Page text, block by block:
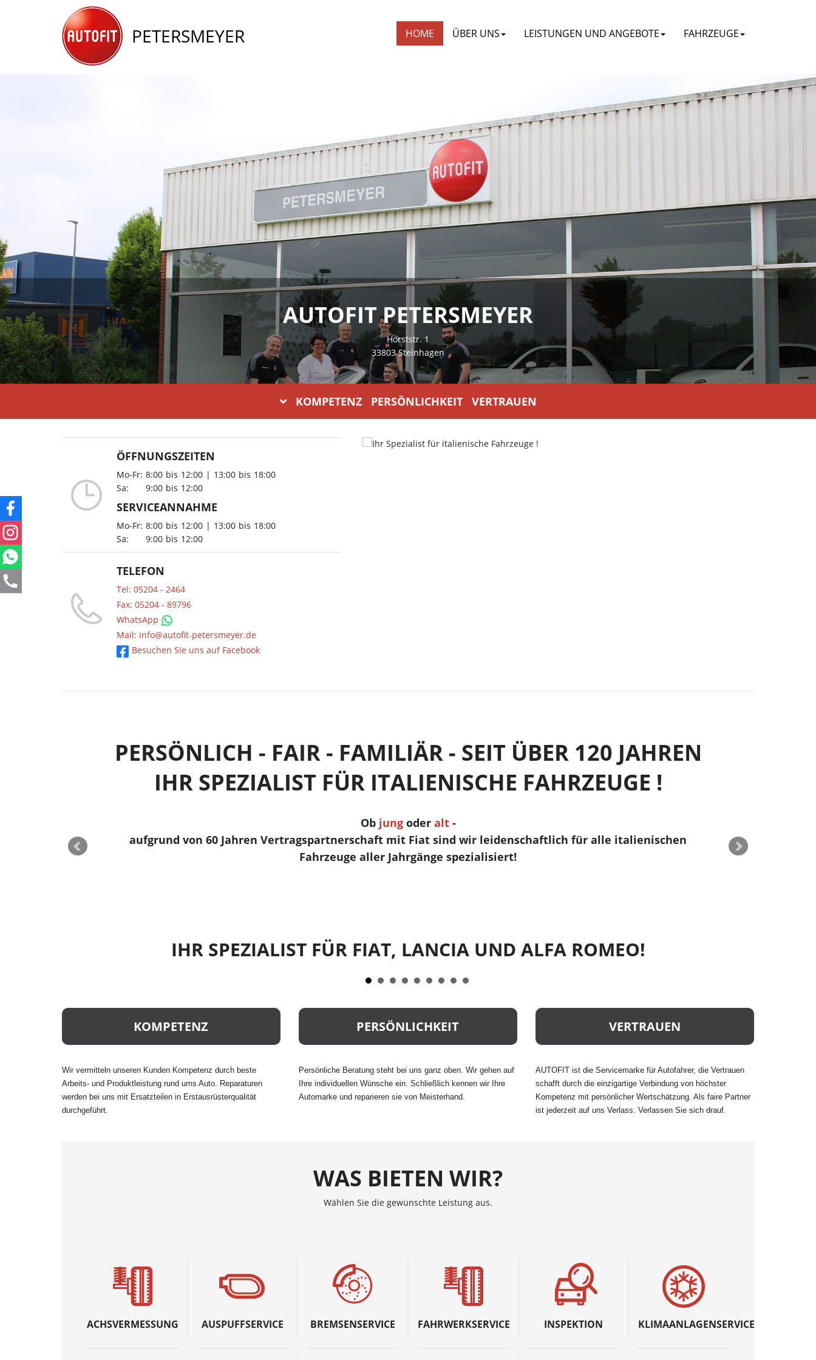
PETERSMEYER HOME ÜBER UNS LEISTUNGEN UND ANGEBOTE FAHRZEUGE
AUTOFIT PETERSMEYER
Horststr. 1
33803 Steinhagen
KOMPETENZ PERSÖNLICHKEIT VERTRAUEN
ÖFFNUNGSZEITEN
Mo-Fr: 8:00 bis 12:00 | 13:00 bis 18:00
Sa:
9:00 bis 12:00
SERVICEANNAHME
Mo-Fr: 8:00 bis 12:00 | 13:00 bis 18:00
Sa:
9:00 bis 12:00
TELEFON
Tel: 05204 - 2464
Fax: 05204 - 89796
WhatsApp
Mail: info@autofit-petersmeyer.de
Besuchen Sie uns auf Facebook
PERSÖNLICH - FAIR - FAMILIÄR - SEIT ÜBER 120 JAHREN
IHR SPEZIALIST FÜR ITALIENISCHE FAHRZEUGE !
Ob jungoder alt-
aufgrund von 60 Jahren Vertragspartnerschaft mit Fiat sind wir leidenschaftlich für alle italienischen
Fahrzeuge aller Jahrgänge spezialisiert!
IHR SPEZIALIST FÜR FIAT, LANCIA UND ALFA ROMEO!
KOMPETENZ
Wir vermitteln unseren Kunden Kompetenz durch beste
Arbeits- und Produktleistung rund ums Auto. Reparaturen
werden bei uns mit Ersatzteilen in Erstausrüsterqualität
durchgeführt.
PERSÖNLICHKEIT
Persönliche Beratung steht bei uns ganz oben. Wir gehen auf
Ihre individuellen Wünsche ein. Schließlich kennen wir Ihre
Automarke und reparieren sie von Meisterhand.
VERTRAUEN
AUTOFIT ist die Servicemarke für Autofahrer, die Vertrauen
schafft durch die einzigartige Verbindung von höchster
Kompetenz mit persönlicher Wertschätzung. Als faire Partner
ist jederzeit auf uns Verlass. Verlassen Sie sich drauf.
WAS BIETEN WIR?
Wählen Sie die gewünschte Leistung aus.
ACHSVERMESSUNG AUSPUFFSERVICE BREMSENSERVICE FAHRWERKSERVICE INSPEKTION KLIMAANLAGENSERVICE